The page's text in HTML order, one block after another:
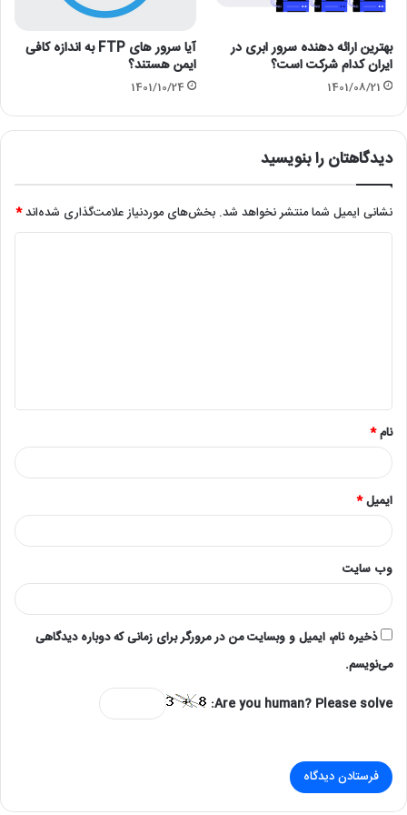
بهترین ارائه دهنده سرور ابری در
ایران کدام شرکت است؟
1401/08/21
آیا سرور های FTP به اندازه کافی
ایمن هستند؟
1401/10/24
دیدگاهتان را بنویسید
نشانی ایمیل شما منتشر نخواهد شد. بخش‌های موردنیاز علامت‌گذاری شده‌اند*
*
نام*
ایمیل*
وب‌ سایت
ذخیره نام، ایمیل و وبسایت من در مرورگر برای زمانی که دوباره دیدگاهی
می‌نویسم.
Are you human? Please solve: